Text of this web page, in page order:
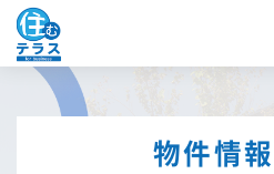
物件情報